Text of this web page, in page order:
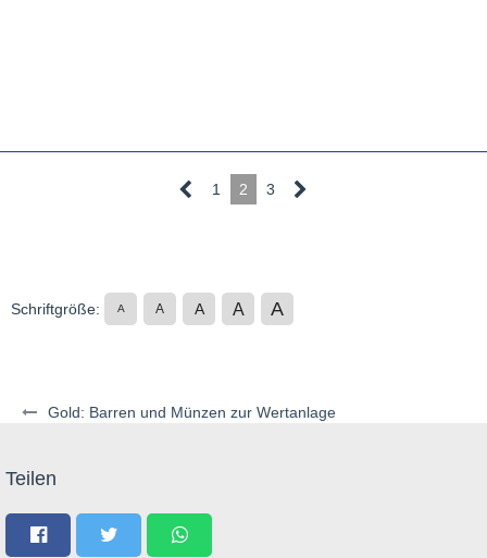
Gold: Barren und Münzen zur Wertanlage
1 2 3
Schriftgröße: A A A A A
Teilen